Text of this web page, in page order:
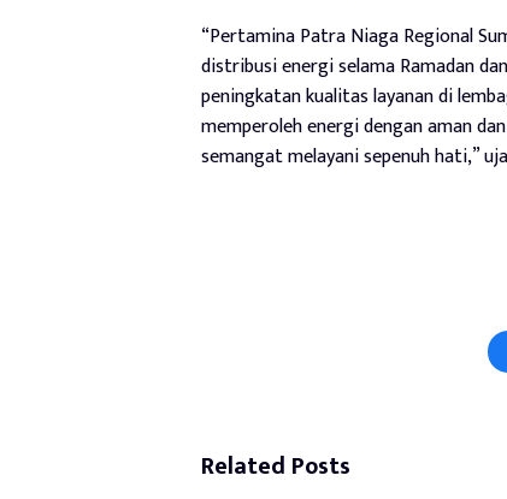
“Pertamina Patra Niaga Regional
distribusi energi selama Ramadan
peningkatan kualitas layanan di
memperoleh energi dengan aman
semangat melayani sepenuh hati,”
Related Posts